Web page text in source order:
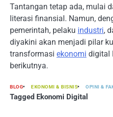
Tantangan tetap ada, mulai
literasi finansial. Namun,
pemerintah, pelaku industri,
diyakini akan menjadi pilar
transformasi ekonomi digital
berikutnya.
BLOG EKONOMI & BISNIS OPINI &
Tagged Ekonomi Digital